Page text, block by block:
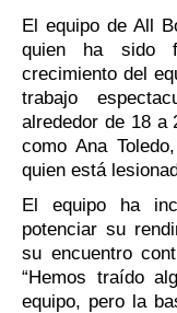
El equipo de All
quien ha sido
crecimiento del
trabajo
alrededor de 18 a
como Ana
quien está
El equipo ha
potenciar su
su encuentro
“Hemos traído
equipo, pero la